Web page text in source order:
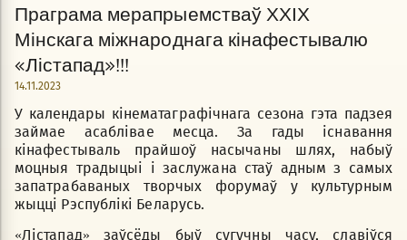
Праграма мерапрыемстваў ХХІХ
Мінскага міжнароднага кінафестывалю
«Лістапад»!!!
14.11.2023
У календары кінематаграфічнага сезона гэта падзея
займае асаблівае месца. За гады існавання
кінафестываль прайшоў насычаны шлях, набыў
моцныя традыцыі і заслужана стаў адным з самых
запатрабаваных творчых форумаў у культурным
жыцці Рэспублікі Беларусь.
«Лiстапад» заўсёды быў сугучны часу, славіўся